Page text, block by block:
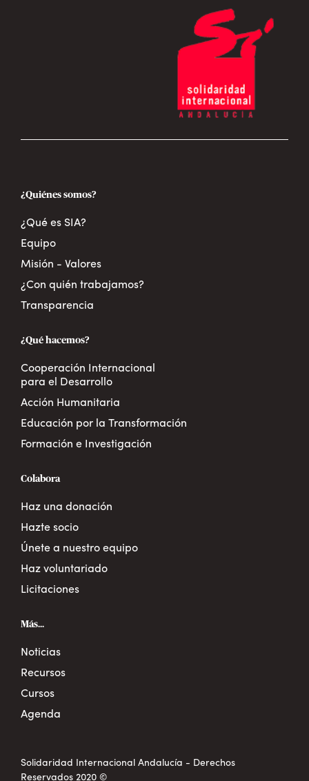
¿Quiénes somos?
¿Qué es SIA?
Equipo
Misión - Valores
¿Con quién trabajamos?
Transparencia
¿Qué hacemos?
Cooperación Internacional
para el Desarrollo
Acción Humanitaria
Educación por la Transformación
Formación e Investigación
Colabora
Haz una donación
Hazte socio
Únete a nuestro equipo
Haz voluntariado
Licitaciones
Más...
Noticias
Recursos
Cursos
Agenda
Solidaridad Internacional Andalucía - Derechos
Reservados 2020 ©